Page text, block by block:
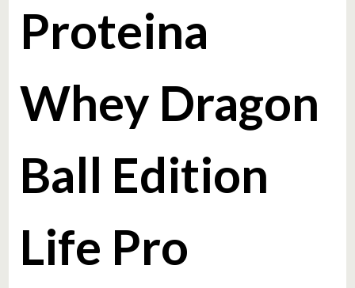
Proteina
Whey Dragon
Ball Edition
Life Pro